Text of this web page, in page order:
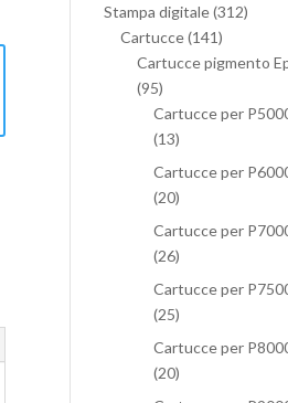
Stampa digitale(312)
Cartucce(141)
Cartucce pigmento
(95)
Cartucce per
(13)
Cartucce per
(20)
Cartucce per
(26)
Cartucce per
(25)
Cartucce per
(20)